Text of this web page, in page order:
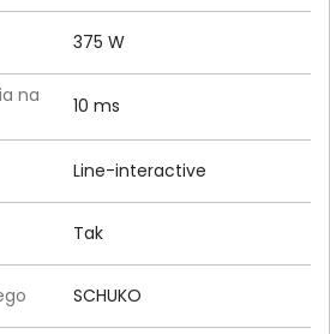
375 W
na
10 ms
Line-interactive
Tak
SCHUKO